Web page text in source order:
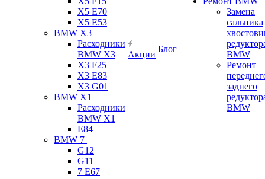
X5 E70
X5 E53
BMW X3
Расходники
BMW X3
X3 F25
X3 E83
X3 G01
BMW X1
Расходники
BMW X1
E84
BMW 7
G12
G11
7 Е67
Акции
Блог
Замена
сальника
BMW
Ремонт
заднего
BMW